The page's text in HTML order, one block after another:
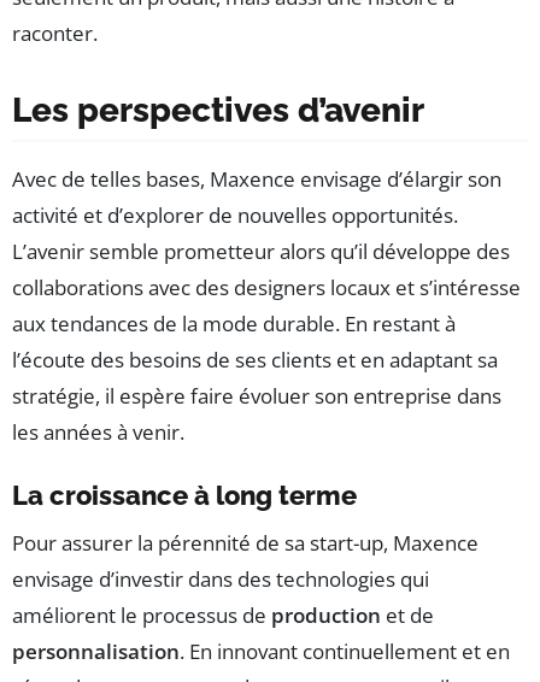
raconter.
Les perspectives d’avenir
Avec de telles bases, Maxence envisage d’élargir son
activité et d’explorer de nouvelles opportunités.
L’avenir semble prometteur alors qu’il développe des
collaborations avec des designers locaux et s’intéresse
aux tendances de la mode durable. En restant à
l’écoute des besoins de ses clients et en adaptant sa
stratégie, il espère faire évoluer son entreprise dans
les années à venir.
La croissance à long terme
Pour assurer la pérennité de sa start-up, Maxence
envisage d’investir dans des technologies qui
améliorent le processus de production et de
personnalisation. En innovant continuellement et en